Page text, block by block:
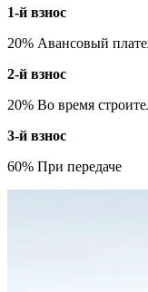
1-й взнос
20% Авансовый
2-й взнос
20% Во время
3-й взнос
60% При передаче